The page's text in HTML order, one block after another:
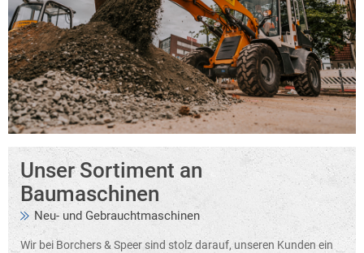
Unser Sortiment an
Baumaschinen
Neu- und Gebrauchtmaschinen
Wir bei Borchers & Speer sind stolz darauf, unseren Kunden ein